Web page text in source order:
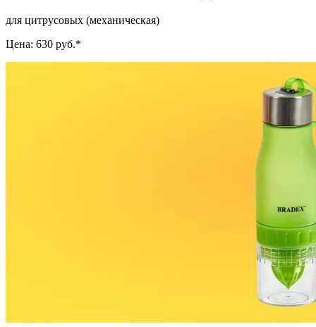
для цитрусовых (механическая)
Цена: 630 руб.*